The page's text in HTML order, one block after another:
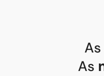
As
As